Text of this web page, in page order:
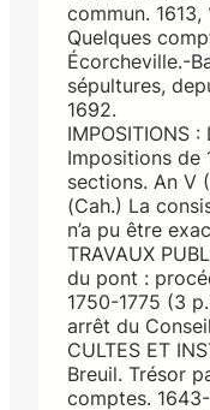
commun.
Quelques
Écorcheville.-
sépultures,
1692.
IMPOSITIONS
Impositions de
sections. An V
(Cah.) La
n’a pu être
TRAVAUX
du pont :
1750-1775 (3
arrêt du
CULTES ET
Breuil. Trésor
comptes.